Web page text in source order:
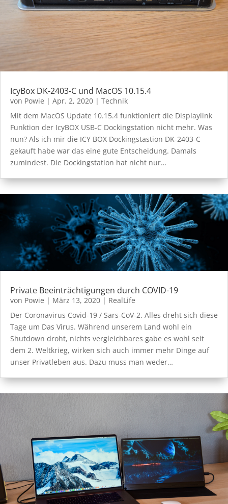
IcyBox DK-2403-C und MacOS 10.15.4
von Powie | Apr. 2, 2020 | Technik
Mit dem MacOS Update 10.15.4 funktioniert die Displaylink
Funktion der IcyBOX USB-C Dockingstation nicht mehr. Was
nun? Als ich mir die ICY BOX Dockingstastion DK-2403-C
gekauft habe war das eine gute Entscheidung. Damals
zumindest. Die Dockingstation hat nicht nur…
Private Beeinträchtigungen durch COVID-19
von Powie | März 13, 2020 | RealLife
Der Coronavirus Covid-19 / Sars-CoV-2. Alles dreht sich diese
Tage um Das Virus. Während unserem Land wohl ein
Shutdown droht, nichts vergleichbares gabe es wohl seit
dem 2. Weltkrieg, wirken sich auch immer mehr Dinge auf
unser Privatleben aus. Dazu muss man weder…